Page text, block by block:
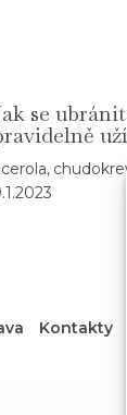
se
,
Kontakty